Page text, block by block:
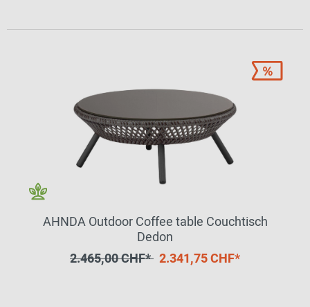
AHNDA Outdoor Coffee table Couchtisch
Dedon
2.465,00 CHF* 2.341,75 CHF*